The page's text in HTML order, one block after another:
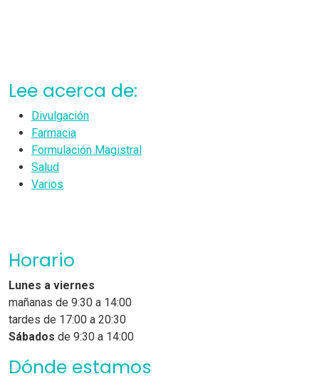
Lee acerca de:
Divulgación
Farmacia
Formulación Magistral
Salud
Varios
Horario
Lunes a viernes
mañanas de 9:30 a 14:00
tardes de 17:00 a 20:30
Sábados de 9:30 a 14:00
Dónde estamos